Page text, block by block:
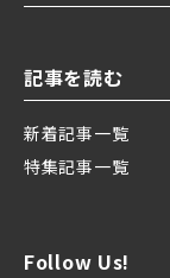
記事を読む
新着記事一覧
特集記事一覧
Follow Us!